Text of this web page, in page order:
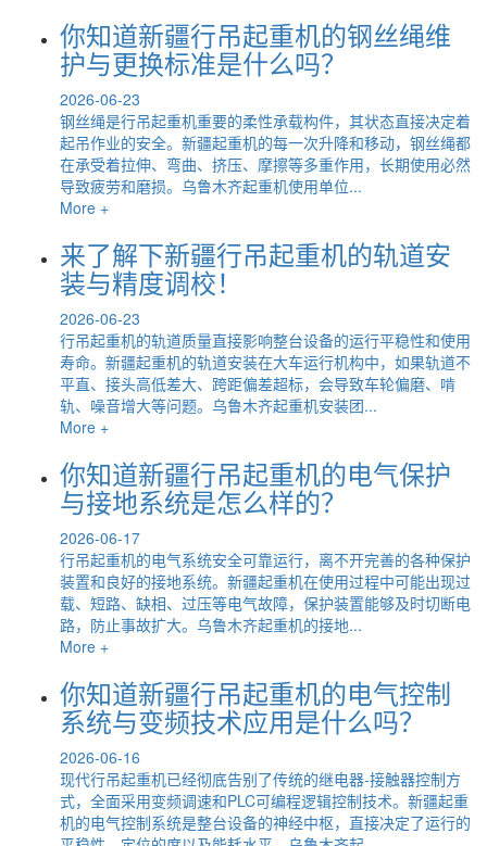
你知道新疆行吊起重机的钢丝绳维
护与更换标准是什么吗？
2026-06-23
钢丝绳是行吊起重机重要的柔性承载构件，其状态直接决定着
起吊作业的安全。新疆起重机的每一次升降和移动，钢丝绳都
在承受着拉伸、弯曲、挤压、摩擦等多重作用，长期使用必然
导致疲劳和磨损。乌鲁木齐起重机使用单位...
More +
来了解下新疆行吊起重机的轨道安
装与精度调校！
2026-06-23
行吊起重机的轨道质量直接影响整台设备的运行平稳性和使用
寿命。新疆起重机的轨道安装在大车运行机构中，如果轨道不
平直、接头高低差大、跨距偏差超标，会导致车轮偏磨、啃
轨、噪音增大等问题。乌鲁木齐起重机安装团...
More +
你知道新疆行吊起重机的电气保护
与接地系统是怎么样的？
2026-06-17
行吊起重机的电气系统安全可靠运行，离不开完善的各种保护
装置和良好的接地系统。新疆起重机在使用过程中可能出现过
载、短路、缺相、过压等电气故障，保护装置能够及时切断电
路，防止事故扩大。乌鲁木齐起重机的接地...
More +
你知道新疆行吊起重机的电气控制
系统与变频技术应用是什么吗？
2026-06-16
现代行吊起重机已经彻底告别了传统的继电器-接触器控制方
式，全面采用变频调速和PLC可编程逻辑控制技术。新疆起重
机的电气控制系统是整台设备的神经中枢，直接决定了运行的